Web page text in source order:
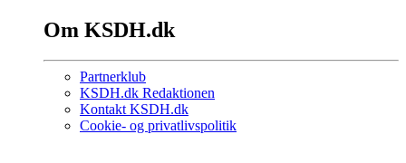
Om KSDH.dk
Partnerklub
KSDH.dk Redaktionen
Kontakt KSDH.dk
Cookie- og privatlivspolitik